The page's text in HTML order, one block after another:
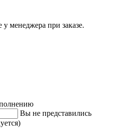
менеджера при заказе.
Вы не представились